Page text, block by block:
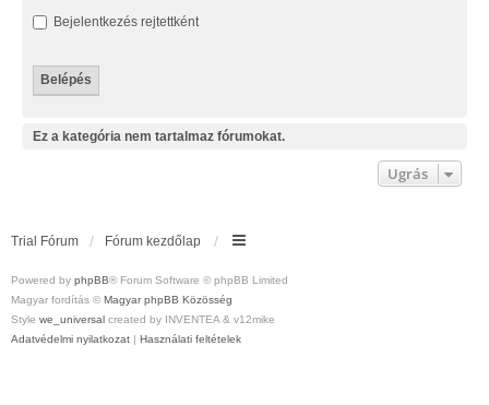
Bejelentkezés rejtettként
Ez a kategória nem tartalmaz fórumokat.
Ugrás
Trial Fórum Fórum kezdőlap
Powered by phpBB® Forum Software © phpBB Limited
Magyar fordítás © Magyar phpBB Közösség
Style we_universal created by INVENTEA & v12mike
Adatvédelmi nyilatkozat | Használati feltételek